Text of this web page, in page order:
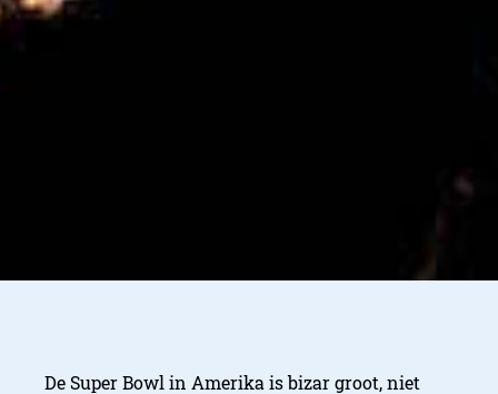
De Super Bowl in Amerika is bizar groot, niet